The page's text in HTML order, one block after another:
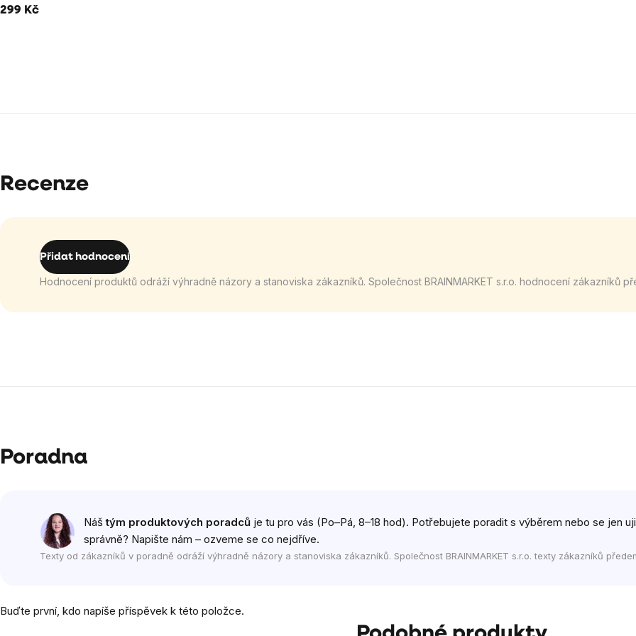
299 Kč
Recenze
Přidat hodnocení
Hodnocení produktů odráží výhradně názory a stanoviska zákazníků. Společnost BRAINMARKET s.r.o. hodnocení zákazníků
Poradna
Náštým produktových poradců je tu pro vás (Po–Pá, 8–18 hod). Potřebujete poradit s výběrem nebo se jen
správně? Napište nám – ozveme se co nejdříve.
Texty od zákazníků v poradně odráží výhradně názory a stanoviska zákazníků. Společnost BRAINMARKET s.r.o. texty zákazníků
Buďte první, kdo napíše příspěvek k této položce.